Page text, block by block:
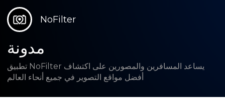
NoFilter
مدونة
تطبيق NoFilter يساعد المسافرين والمصورين على اكتشاف
أفضل مواقع التصوير في جميع أنحاء العالم